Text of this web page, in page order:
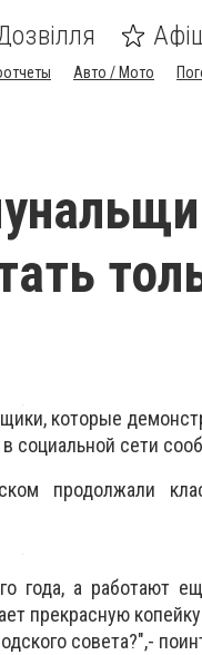
Авто / Мото
которые
социальной сети
продолжали
года, а работают
прекрасную
совета?",- п